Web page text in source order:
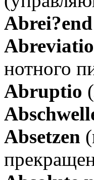
Аbrei?end
нотного
Аbruptio
Аbsetzen